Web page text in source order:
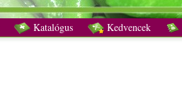
Katalógus Kedvencek